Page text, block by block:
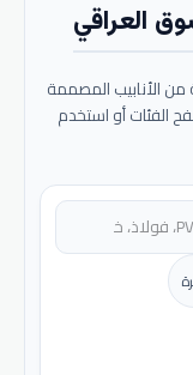
العراقي
الأنابيب المصممة
الفئات أو استخدم